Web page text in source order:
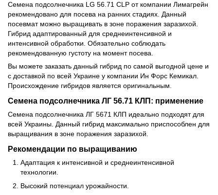
Семена подсолнечника LG 56.71 CLP от компании Лимагрейн
рекомендовано для посева на ранних стадиях. Данный
посевмат можно выращивать в зоне поражения заразихой.
Гибрид адаптированный для среднеинтенсивной и
интенсивной обработки. Обязательно соблюдать
рекомендованную густоту на момент посева.
Вы можете заказать данный гибрид по самой выгодной цене и
с доставкой по всей Украине у компании Ин Форс Кемикал.
Происхождение гибридов является оригинальным.
Семена подсолнечника ЛГ 56.71 КЛП: применение
Семена подсолнечника ЛГ 5671 КЛП идеально подходят для
всей Украины. Данный гибрид максимально приспособлен для
выращивания в зоне поражения заразихой.
Рекомендации по выращиванию
Адаптация к интенсивной и среднеинтенсивной
технологии.
Высокий потенциал урожайности.